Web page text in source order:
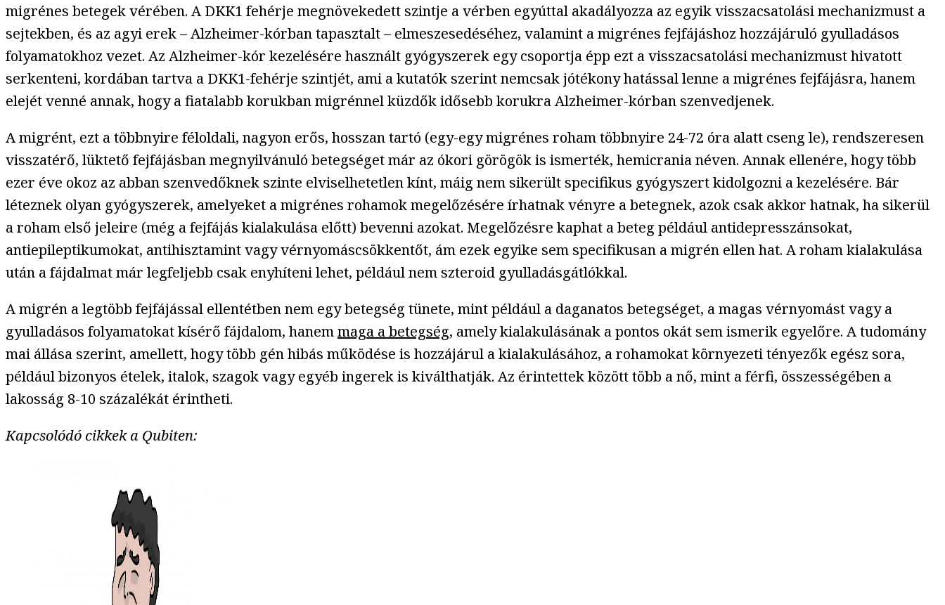
migrénes betegek vérében. A DKK1 fehérje megnövekedett szintje a vérben egyúttal akadályozza az egyik visszacsatolási mechanizmust a
sejtekben, és az agyi erek – Alzheimer-kórban tapasztalt – elmeszesedéséhez, valamint a migrénes fejfájáshoz hozzájáruló gyulladásos
folyamatokhoz vezet. Az Alzheimer-kór kezelésére használt gyógyszerek egy csoportja épp ezt a visszacsatolási mechanizmust hivatott
serkenteni, kordában tartva a DKK1-fehérje szintjét, ami a kutatók szerint nemcsak jótékony hatással lenne a migrénes fejfájásra, hanem
elejét venné annak, hogy a fiatalabb korukban migrénnel küzdők idősebb korukra Alzheimer-kórban szenvedjenek.
A migrént, ezt a többnyire féloldali, nagyon erős, hosszan tartó (egy-egy migrénes roham többnyire 24-72 óra alatt cseng le), rendszeresen
visszatérő, lüktető fejfájásban megnyilvánuló betegséget már az ókori görögök is ismerték, hemicrania néven. Annak ellenére, hogy több
ezer éve okoz az abban szenvedőknek szinte elviselhetetlen kínt, máig nem sikerült specifikus gyógyszert kidolgozni a kezelésére. Bár
léteznek olyan gyógyszerek, amelyeket a migrénes rohamok megelőzésére írhatnak vényre a betegnek, azok csak akkor hatnak, ha sikerül
a roham első jeleire (még a fejfájás kialakulása előtt) bevenni azokat. Megelőzésre kaphat a beteg például antidepresszánsokat,
antiepileptikumokat, antihisztamint vagy vérnyomáscsökkentőt, ám ezek egyike sem specifikusan a migrén ellen hat. A roham kialakulása
után a fájdalmat már legfeljebb csak enyhíteni lehet, például nem szteroid gyulladásgátlókkal.
A migrén a legtöbb fejfájással ellentétben nem egy betegség tünete, mint például a daganatos betegséget, a magas vérnyomást vagy a
gyulladásos folyamatokat kísérő fájdalom, hanemmaga a betegség, amely kialakulásának a pontos okát sem ismerik egyelőre. A tudomány
mai állása szerint, amellett, hogy több gén hibás működése is hozzájárul a kialakulásához, a rohamokat környezeti tényezők egész sora,
például bizonyos ételek, italok, szagok vagy egyéb ingerek is kiválthatják. Az érintettek között több a nő, mint a férfi, összességében a
lakosság 8-10 százalékát érintheti.
Kapcsolódó cikkek a Qubiten: